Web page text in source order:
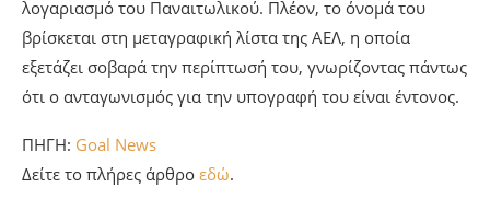
λογαριασμό του Παναιτωλικού. Πλέον, το όνομά του
βρίσκεται στη μεταγραφική λίστα της ΑΕΛ, η οποία
εξετάζει σοβαρά την περίπτωσή του, γνωρίζοντας πάντως
ότι ο ανταγωνισμός για την υπογραφή του είναι έντονος.
ΠΗΓΗ: Goal News
Δείτε το πλήρες άρθρο εδώ.